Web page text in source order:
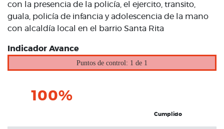
con la presencia de la policía, el ejercito, transito,
guala, policía de infancia y adolescencia de la mano
con alcaldía local en el barrio Santa Rita
Indicador Avance
Puntos de control: 1 de 1
100%
Cumplido